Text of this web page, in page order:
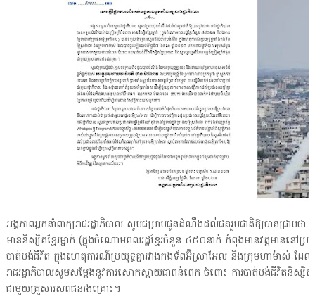
អង្គភាពអ្នកនាំពាក្យរាជរដ្ឋាភិបាល សូមជម្រាបជូនដំណឹងដល់ជនរួមជាតិឱ្យបានជ្រាប
មាននិស្សិតខ្មែរម្នាក់ (ក្នុងចំណោមពលរដ្ឋខ្មែរចំនួន ៤៥០នាក់ កំពុងមានវត្តមាន
បាត់បង់ជីវិត ក្នុងហេតុការណ៍ប្រយុទ្ធគ្នារវាងកងទ័ពអ៊ីស្រាអែល និងក្រុមហាម៉ាស់ ដែ
រាជរដ្ឋាភិបាលសូមសម្តែងនូវការសោកស្តាយជាពន់ពេក ចំពោះ ការបាត់បង់ជីវិតនិស្សិ
ជាមួយគ្រួសារសពជនរងគ្រោះ។